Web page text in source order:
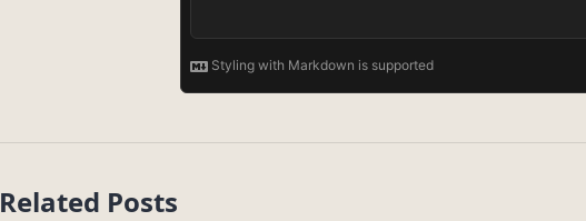
Related Posts